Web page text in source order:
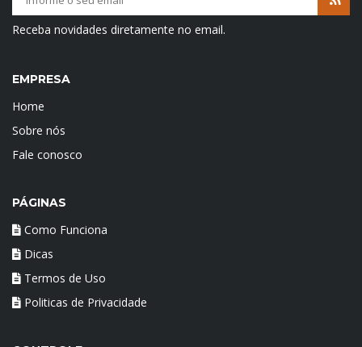
Receba novidades diretamente no email.
EMPRESA
Home
Sobre nós
Fale conosco
PÁGINAS
Como Funciona
Dicas
Termos de Uso
Politicas de Privacidade